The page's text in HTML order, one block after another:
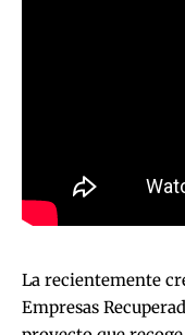
La recientemente
Empresas